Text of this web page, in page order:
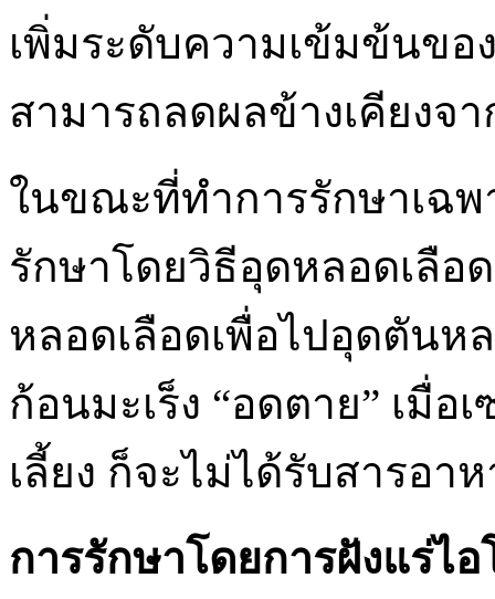
เพิ่มระดับความเข้มข้นขอ
สามารถลดผลข้างเคียงจ
ในขณะที่ทำการรักษาเฉพ
รักษาโดยวิธีอุดหลอดเลือ
หลอดเลือดเพื่อไปอุดตันห
ก้อนมะเร็ง “อดตาย” เมื่อ
เลี้ยง ก็จะไม่ได้รับสารอา
การรักษาโดยการฝังแร่ไ